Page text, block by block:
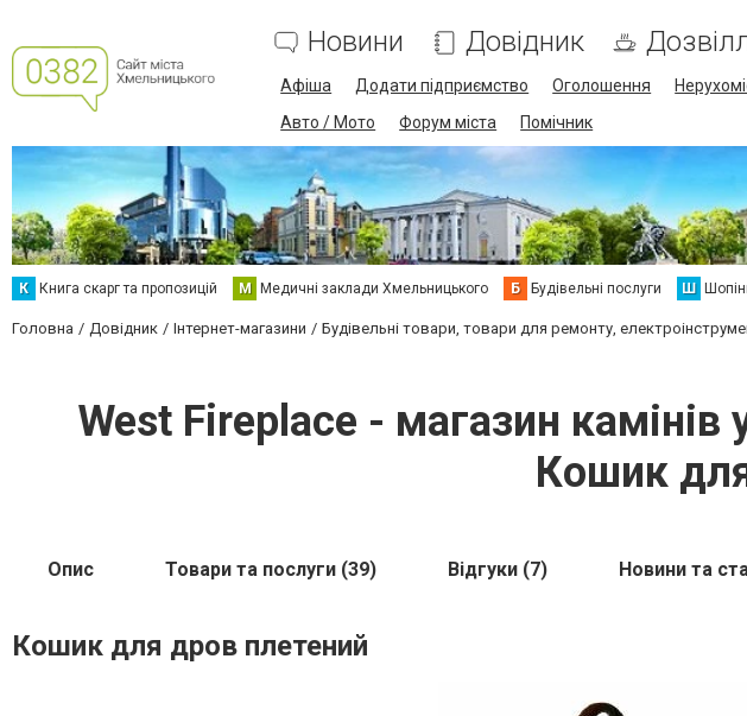
Новини Довідник
Афіша Додати підприємство Оголошення
Авто / Мото
Форум міста Помічник
К Книга скарг та пропозицій М Медичні заклади Хмельницького Б Будівельні послуги Ш
Головна Довідник Інтернет-магазини Будівельні товари, товари для ремонту,
West Fireplace - магазин
Кошик
Опис Товари та послуги (39) Відгуки (7) Новини та
Кошик для дров плетений